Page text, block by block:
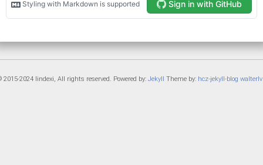
2015-2024 lindexi, All rights reserved. Powered by: Jekyll Theme by: hcz-jekyll-blog walterlv